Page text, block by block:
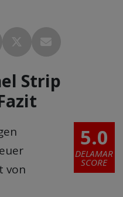
Strip
5.0
DELAMAR
SCORE
von